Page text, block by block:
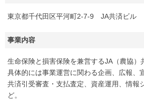
東京都千代田区平河町2-7-9 JA共済ビル
事業内容
生命保険と損害保険を兼営するJA（農協）
具体的には事業運営に関わる企画、広報、
共済引受審査・支払査定、資産運用、情報
ど。